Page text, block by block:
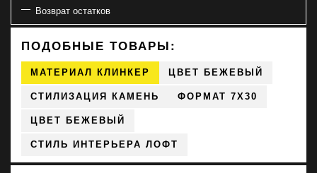
Возврат остатков
ПОДОБНЫЕ ТОВАРЫ:
МАТЕРИАЛ КЛИНКЕР ЦВЕТ БЕЖЕВЫЙ
СТИЛИЗАЦИЯ КАМЕНЬ ФОРМАТ 7X30
ЦВЕТ БЕЖЕВЫЙ
СТИЛЬ ИНТЕРЬЕРА ЛОФТ